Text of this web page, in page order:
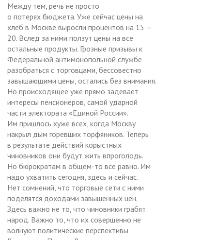
Между тем, речь не просто
о потерях бюджета. Уже сейчас цены на
хлеб в Москве выросли процентов на 15 —
20. Вслед за ними ползут цены на все
остальные продукты. Грозные призывы к
Федеральной антимонопольной службе
разобраться с торговцами, бессовестно
завышающими цены, остались без внимания.
Но происходящее уже прямо задевает
интересы пенсионеров, самой ударной
части электората «Единой России».
Им пришлось хуже всех, когда Москву
накрыл дым горевших торфяников. Теперь
в результате действий корыстных
чиновников они будут жить впроголодь.
Но бюрократам в общем-то все равно. Им
надо ухватить сегодня, здесь и сейчас.
Нет сомнений, что торговые сети с ними
поделятся доходами завышенных цен.
Здесь важно не то, что чиновники грабят
народ. Важно то, что их совершенно не
волнуют политические перспективы